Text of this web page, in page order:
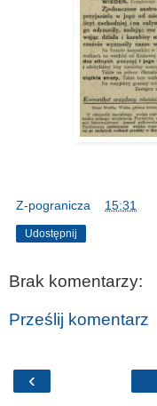
Z-pogranicza 15:31
Udostępnij
Brak komentarzy:
Prześlij komentarz
‹